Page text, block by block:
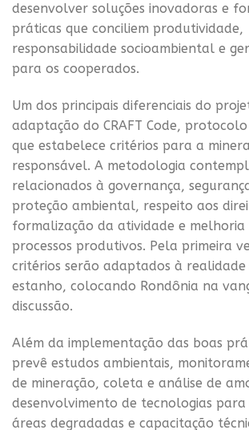
desenvolver soluções inovadoras e
práticas que conciliem produtividade,
responsabilidade socioambiental e
para os cooperados.
Um dos principais diferenciais do
adaptação do CRAFT Code,
que estabelece critérios para a
responsável. A metodologia
relacionados à governança,
proteção ambiental, respeito aos
formalização da atividade e melhoria
processos produtivos. Pela primeira
critérios serão adaptados à realidade
estanho, colocando Rondônia na
discussão.
Além da implementação das boas
prevê estudos ambientais,
de mineração, coleta e análise de
desenvolvimento de tecnologias
áreas degradadas e capacitação